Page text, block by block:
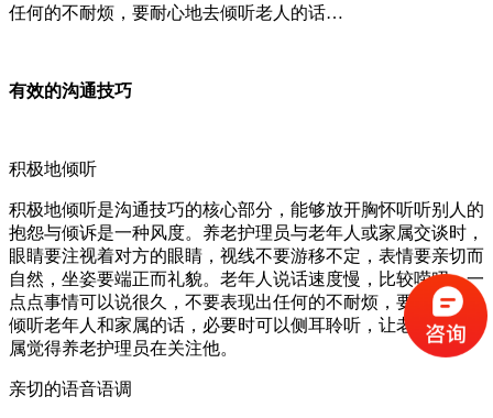
任何的不耐烦，要耐心地去倾听老人的话…
有效的沟通技巧
积极地倾听
积极地倾听是沟通技巧的核心部分，能够放开胸怀听听别人的
抱怨与倾诉是一种风度。养老护理员与老年人或家属交谈时，
眼睛要注视着对方的眼睛，视线不要游移不定，表情要亲切而
自然，坐姿要端正而礼貌。老年人说话速度慢，比较唠叨，一
点点事情可以说很久，不要表现出任何的不耐烦，要耐心地去
倾听老年人和家属的话，必要时可以侧耳聆听，让老年人和家
属觉得养老护理员在关注他。
亲切的语音语调